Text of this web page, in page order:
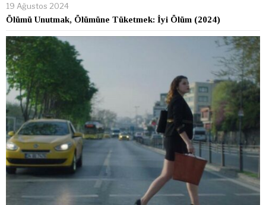
19 Ağustos 2024
Ölümü Unutmak, Ölümüne Tüketmek: İyi Ölüm (2024)